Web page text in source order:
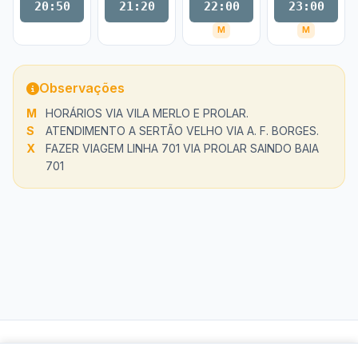
20:50 21:20 22:00
M
23:00
M
Observações
M
HORÁRIOS VIA VILA MERLO E PROLAR.
S
ATENDIMENTO A SERTÃO VELHO VIA A. F. BORGES.
X
FAZER VIAGEM LINHA 701 VIA PROLAR SAINDO BAIA
701